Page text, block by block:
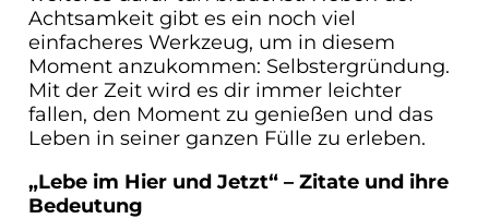
Achtsamkeit gibt es ein noch viel
einfacheres Werkzeug, um in diesem
Moment anzukommen: Selbstergründung.
Mit der Zeit wird es dir immer leichter
fallen, den Moment zu genießen und das
Leben in seiner ganzen Fülle zu erleben.
„Lebe im Hier und Jetzt“ – Zitate und ihre
Bedeutung